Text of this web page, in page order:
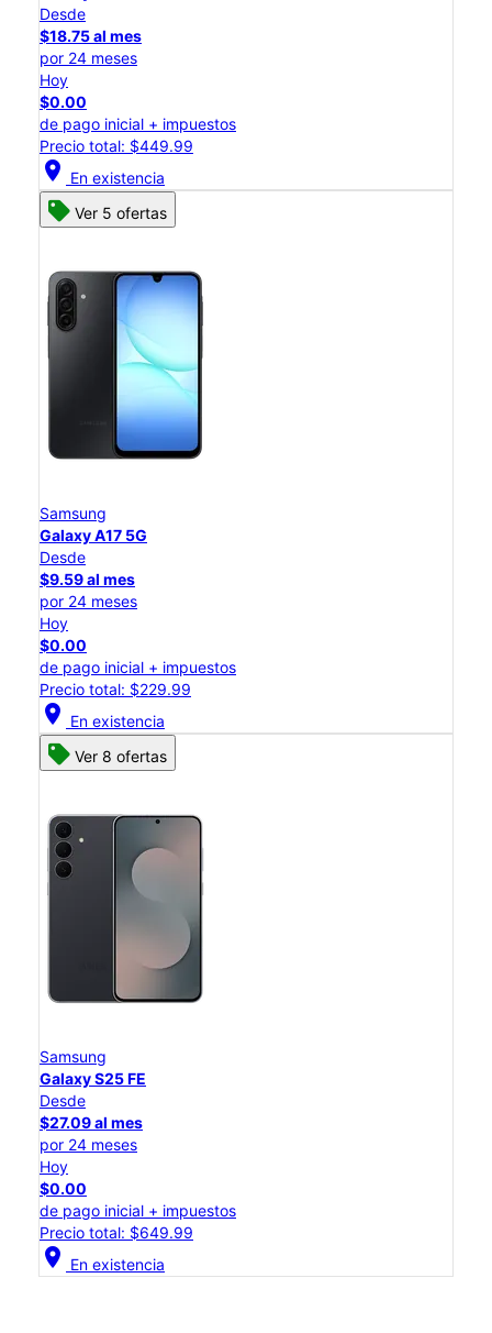
Desde
$18.75 al mes
por 24 meses
Hoy
$0.00
de pago inicial + impuestos
Precio total: $449.99
location_on En existencia
Ver 5 ofertas
Samsung
Galaxy A17 5G
Desde
$9.59 al mes
por 24 meses
Hoy
$0.00
de pago inicial + impuestos
Precio total: $229.99
location_on En existencia
Ver 8 ofertas
Samsung
Galaxy S25 FE
Desde
$27.09 al mes
por 24 meses
Hoy
$0.00
de pago inicial + impuestos
Precio total: $649.99
location_on En existencia